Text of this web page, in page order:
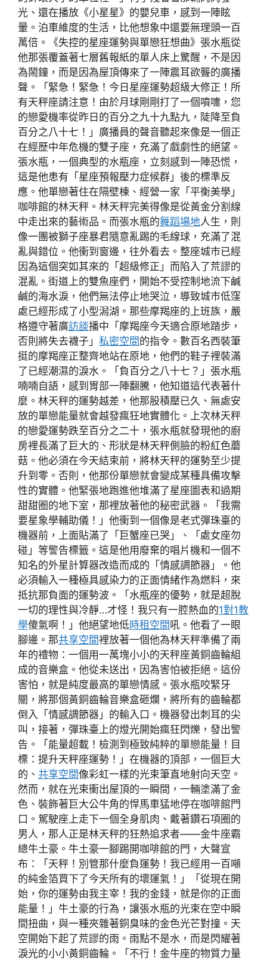
光、還在播放《小星星》的嬰兒車，感到一陣眩
暈。泊車維度的生活，比他想象中還要無理頭一百
萬倍。《失控的星座運勢與單戀狂想曲》張水瓶從
他那張覆蓋著七層舊報紙的單人床上驚醒，不是因
為鬧鐘，而是因為屋頂傳來了一陣震耳欲聾的廣播
聲。「緊急！緊急！今日星座運勢超級大修正！所
有天秤座請注意！由於月球剛剛打了一個噴嚏，您
的戀愛機率從昨日的百分之九十九點九，陡降至負
百分之八十七！」廣播員的聲音聽起來像是一個正
在經歷中年危機的雙子座，充滿了戲劇性的絕望。
張水瓶，一個典型的水瓶座，立刻感到一陣恐慌，
這是他患有「星座預報壓力症候群」後的標準反
應。他單戀著住在隔壁棟、經營一家「平衡美學」
咖啡館的林天秤。林天秤完美得像是從黃金分割線
中走出來的藝術品。而張水瓶的舞蹈場地人生，則
像一團被獅子座暴君隨意亂踢的毛線球，充滿了混
亂與錯位。他衝到窗邊，往外看去。整座城市已經
因為這個突如其來的「超級修正」而陷入了荒謬的
混亂。街道上的雙魚座們，開始不受控制地流下鹹
鹹的海水淚，他們無法停止地哭泣，導致城市低窪
處已經形成了小型潟湖。那些摩羯座的上班族，嚴
格遵守著廣訪談播中「摩羯座今天適合原地踏步，
否則將失去襪子」 私密空間的指令。數百名西裝筆
挺的摩羯座正整齊地站在原地，他們的鞋子裡裝滿
了已經潮濕的淚水。「負百分之八十七？」張水瓶
喃喃自語，感到胃部一陣翻騰，他知道這代表著什
麼。林天秤的運勢越差，他那股積壓已久、無處安
放的單戀能量就會越發瘋狂地實體化。上次林天秤
的戀愛運勢跌至百分之二十，張水瓶就發現他的廚
房裡長滿了巨大的、形狀是林天秤側臉的粉紅色蘑
菇。他必須在今天結束前，將林天秤的運勢至少提
升到零。否則，他那份單戀就會變成某種具備攻擊
性的實體。他緊張地跑進他堆滿了星座圖表和過期
甜甜圈的地下室，那裡放著他的秘密武器。「我需
要星象學輔助儀！」他衝到一個像是老式彈珠臺的
機器前，上面貼滿了「巨蟹座已哭」、「處女座勿
碰」等警告標籤。這是他用廢棄的唱片機和一個不
知名的外星計算器改造而成的「情感調節器」。他
必須輸入一種極具感染力的正面情緒作為燃料，來
抵抗那負面的運勢波。「水瓶座的優勢，就是超脫
一切的理性與冷靜…才怪！我只有一腔熱血的1對1教
學傻氣啊！」他絕望地低時租空間吼。他看了一眼
腳邊。那共享空間裡放著一個他為林天秤準備了兩
年的禮物：一個用一萬塊小小的天秤座黃銅齒輪組
成的音樂盒。他從未送出，因為害怕被拒絕。這份
害怕，就是純度最高的單戀情感。張水瓶咬緊牙
關，將那個黃銅齒輪音樂盒砸爛，將所有的齒輪都
倒入「情感調節器」的輸入口。機器發出刺耳的尖
叫，接著，彈珠臺上的燈光開始瘋狂閃爍，發出警
告。「能量超載！檢測到極致純粹的單戀能量！目
標：提升天秤座運勢！」在機器的頂部，一個巨大
的、 共享空間像彩虹一樣的光束筆直地射向天空。
然而，就在光束衝出屋頂的一瞬間，一輛塗滿了金
色、裝飾著巨大公牛角的悍馬車猛地停在咖啡館門
口。駕駛座上走下一個全身肌肉、戴著鑽石項圈的
男人，那人正是林天秤的狂熱追求者——金牛座霸
總牛土豪。牛土豪一腳踢開咖啡館的門，大聲宣
布：「天秤！別管那什麼負運勢！我已經用一百噸
的純金箔買下了今天所有的壞運氣！」「從現在開
始，你的運勢由我主宰！我的金錢，就是你的正面
能量！」牛土豪的行為，讓張水瓶的光束在空中瞬
間扭曲，與一種夾雜著銅臭味的金色光芒對撞。天
空開始下起了荒謬的雨。雨點不是水，而是閃耀著
淚光的小小黃銅齒輪。「不行！金牛座的物質力量